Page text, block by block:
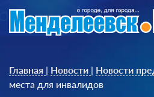
Главная | Новости | Новости
места для инвалидов